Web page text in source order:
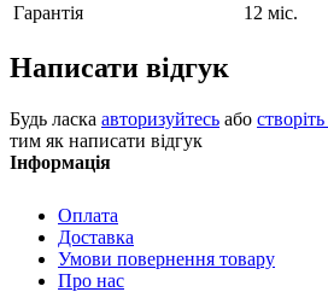
Гарантія
12 міс.
Написати відгук
Будь ласка авторизуйтесь або
тим як написати відгук
Інформація
Оплата
Доставка
Умови повернення товару
Про нас